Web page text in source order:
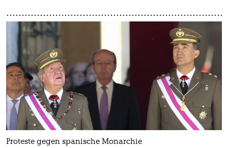
Proteste gegen spanische Monarchie